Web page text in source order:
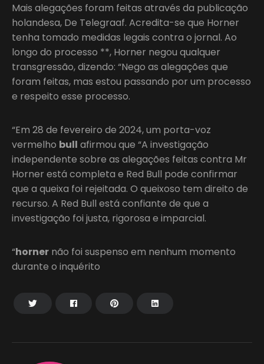
Mais alegações foram feitas através da publicação
holandesa, De Telegraaf. Acredita-se que Horner
tenha tomado medidas legais contra o jornal. Ao
longo do processo **, Horner negou qualquer
transgressão, dizendo: “Nego as alegações que
foram feitas, mas estou passando por um processo
e respeito esse processo.
“Em 28 de fevereiro de 2024, um porta-voz
vermelho bull afirmou que “A investigação
independente sobre as alegações feitas contra Mr
Horner está completa e Red Bull pode confirmar
que a queixa foi rejeitada. O queixoso tem direito de
recurso. A Red Bull está confiante de que a
investigação foi justa, rigorosa e imparcial.
“horner não foi suspenso em nenhum momento
durante o inquérito